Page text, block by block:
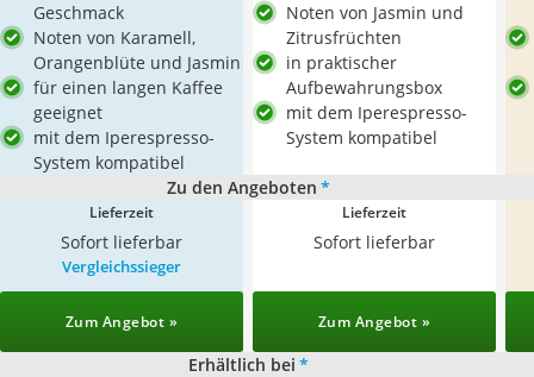
Geschmack
Noten von Karamell,
Orangenblüte und Jasmin
für einen langen Kaffee
geeignet
mit dem Iperespresso-
System kompatibel
Noten von Jasmin und
Zitrusfrüchten
in praktischer
Aufbewahrungsbox
mit dem Iperespresso-
System kompatibel
Zu den Angeboten *
Lieferzeit
Sofort lieferbar
Lieferzeit
Sofort lieferbar
Vergleichssieger
Zum Angebot » Zum Angebot »
Erhältlich bei *